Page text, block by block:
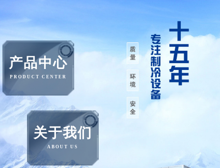
产品中心
PRODUCT CENTER
关于我们
ABOUT US